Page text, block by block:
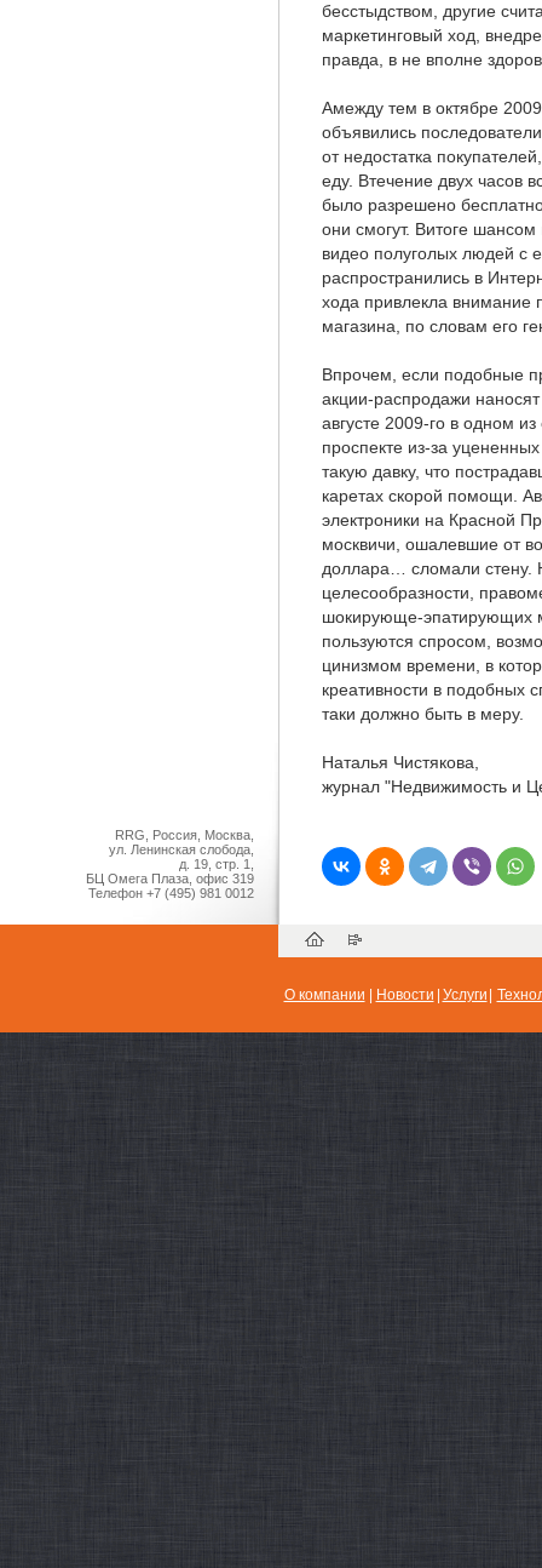
бесстыдством, другие
маркетинговый ход,
правда, в не вполне
Амежду тем в октябре
объявились
от недостатка
еду. Втечение двух часов
было разрешено бесплатно
они смогут. Витоге
видео полуголых людей с
распространились в
хода привлекла внимание
магазина, по словам его
Впрочем, если подобные
акции-распродажи
августе 2009-го в одном
проспекте из-за
такую давку, что
каретах скорой помощи.
электроники на Красной
москвичи, ошалевшие от
доллара… сломали стену.
целесообразности,
шокирующе-эпатирующих
пользуются спросом,
цинизмом времени, в
креативности в подобных
таки должно быть в меру.
Наталья Чистякова,
журнал "Недвижимость и
RRG, Россия, Москва,
ул. Ленинская слобода,
д. 19, стр. 1,
БЦ Омега Плаза, офис 319
Телефон +7 (495) 981 0012
О компании Новости Услуги